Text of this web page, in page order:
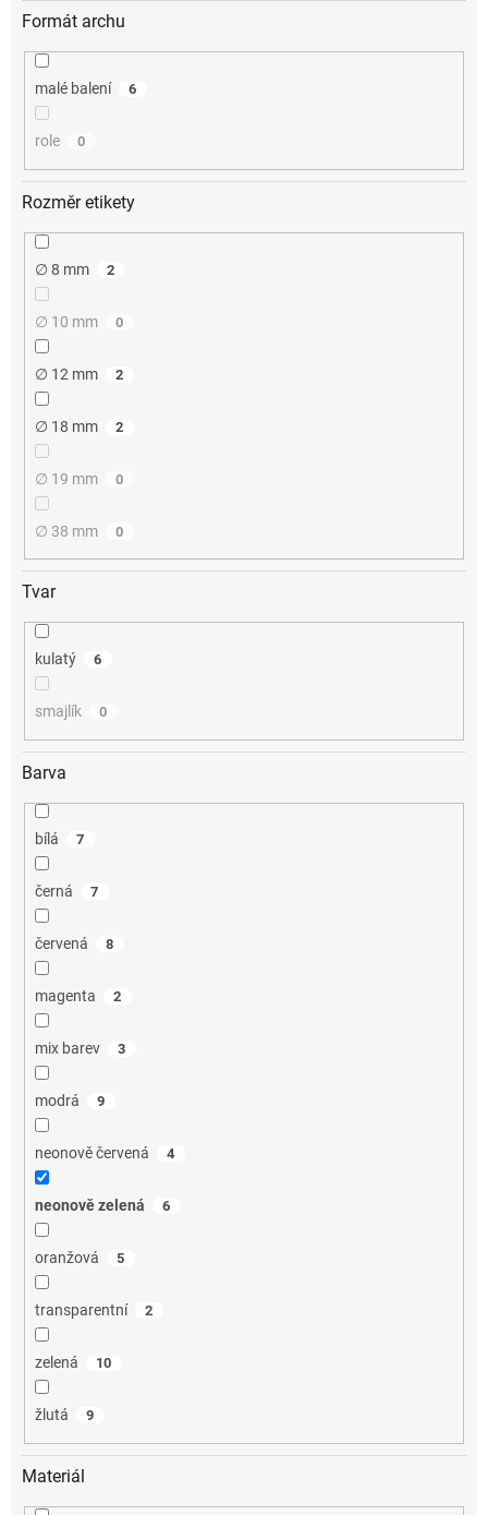
Formát archu
malé balení 6
role 0
Rozměr etikety
∅ 8 mm 2
∅ 10 mm 0
∅ 12 mm 2
∅ 18 mm 2
∅ 19 mm 0
∅ 38 mm 0
Tvar
kulatý 6
smajlík 0
Barva
bílá 7
černá 7
červená 8
magenta 2
mix barev 3
modrá 9
neonově červená 4
neonově zelená 6
oranžová 5
transparentní 2
zelená 10
žlutá 9
Materiál